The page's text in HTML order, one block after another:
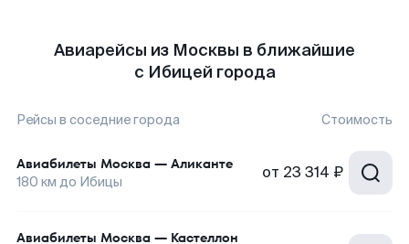
Авиарейсы из Москвы в ближайшие
с Ибицей города
Рейсы в соседние города Стоимость
Авиабилеты Москва — Аликанте
180 км до Ибицы от 23 314 ₽
Авиабилеты Москва — Кастеллон